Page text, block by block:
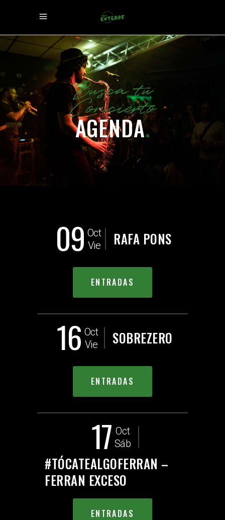
Busca tu
Concierto
AGENDA.
09 Oct
Vie
RAFA PONS
ENTRADAS
16 Oct
Vie
SOBREZERO
ENTRADAS
17 Oct
Sáb
#TÓCATEALGOFERRAN –
FERRAN EXCESO
ENTRADAS